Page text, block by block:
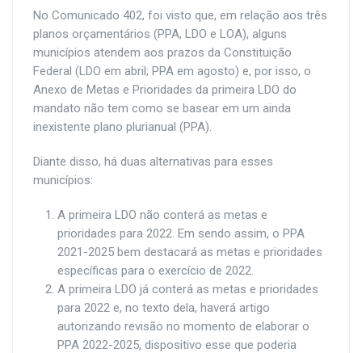
No Comunicado 402, foi visto que, em relação aos três
planos orçamentários (PPA, LDO e LOA), alguns
municípios atendem aos prazos da Constituição
Federal (LDO em abril; PPA em agosto) e, por isso, o
Anexo de Metas e Prioridades da primeira LDO do
mandato não tem como se basear em um ainda
inexistente plano plurianual (PPA).
Diante disso, há duas alternativas para esses
municípios:
A primeira LDO não conterá as metas e
prioridades para 2022. Em sendo assim, o PPA
2021-2025 bem destacará as metas e prioridades
específicas para o exercício de 2022.
A primeira LDO já conterá as metas e prioridades
para 2022 e, no texto dela, haverá artigo
autorizando revisão no momento de elaborar o
PPA 2022-2025, dispositivo esse que poderia